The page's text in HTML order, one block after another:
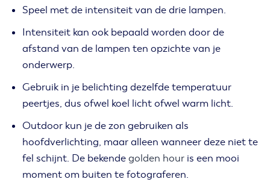
Speel met de intensiteit van de drie lampen.
Intensiteit kan ook bepaald worden door de
afstand van de lampen ten opzichte van je
onderwerp.
Gebruik in je belichting dezelfde temperatuur
peertjes, dus ofwel koel licht ofwel warm licht.
Outdoor kun je de zon gebruiken als
hoofdverlichting, maar alleen wanneer deze niet te
fel schijnt. De bekendegolden hour is een mooi
moment om buiten te fotograferen.